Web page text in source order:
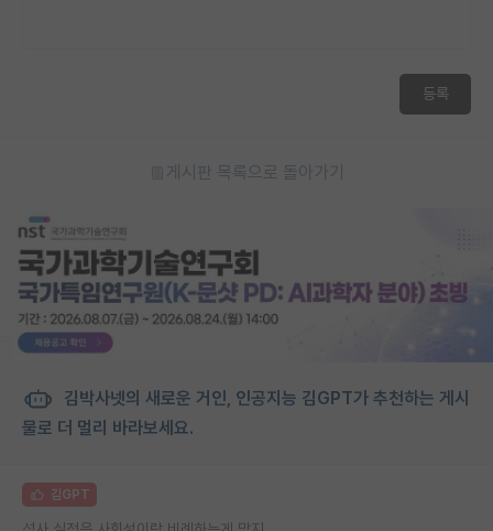
등록
게시판 목록으로 돌아가기
김박사넷의 새로운 거인, 인공지능 김GPT가 추천하는 게시
물로 더 멀리 바라보세요.
김GPT